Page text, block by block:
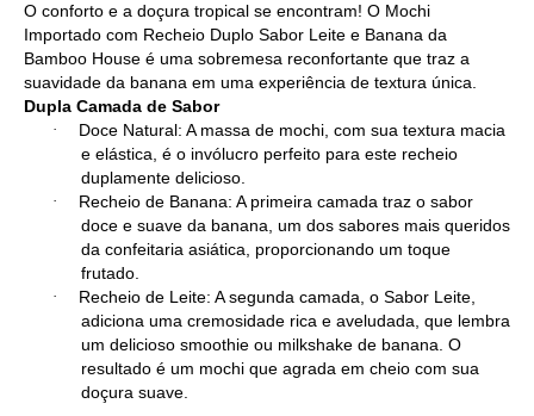
O conforto e a doçura tropical se encontram! O Mochi
Importado com Recheio Duplo Sabor Leite e Banana da
Bamboo House é uma sobremesa reconfortante que traz a
suavidade da banana em uma experiência de textura única.
Dupla Camada de Sabor
·
Doce Natural: A massa de mochi, com sua textura macia
e elástica, é o invólucro perfeito para este recheio
duplamente delicioso.
·
Recheio de Banana: A primeira camada traz o sabor
doce e suave da banana, um dos sabores mais queridos
da confeitaria asiática, proporcionando um toque
frutado.
·
Recheio de Leite: A segunda camada, o Sabor Leite,
adiciona uma cremosidade rica e aveludada, que lembra
um delicioso smoothie ou milkshake de banana. O
resultado é um mochi que agrada em cheio com sua
doçura suave.